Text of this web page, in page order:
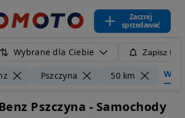
Zacznij
sprzedawać
Wybrane dla Ciebie Zapisz
Pszczyna 50 km
Pszczyna - Samochody